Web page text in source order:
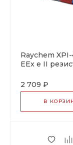
Raychem XPI-
EEx e II
2 709 ₽
В